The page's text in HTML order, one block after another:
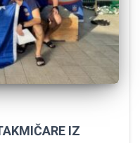
IZ